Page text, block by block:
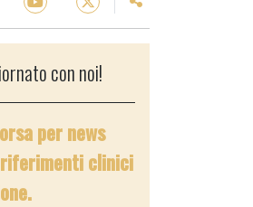
con noi!
per news
clinici